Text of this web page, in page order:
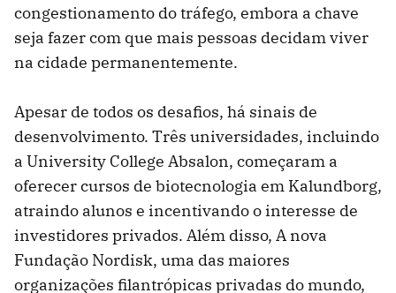
congestionamento do tráfego, embora a chave
seja fazer com que mais pessoas decidam viver
na cidade permanentemente.
Apesar de todos os desafios, há sinais de
desenvolvimento. Três universidades, incluindo
a University College Absalon, começaram a
oferecer cursos de biotecnologia em Kalundborg,
atraindo alunos e incentivando o interesse de
investidores privados. Além disso, A nova
Fundação Nordisk, uma das maiores
organizações filantrópicas privadas do mundo,